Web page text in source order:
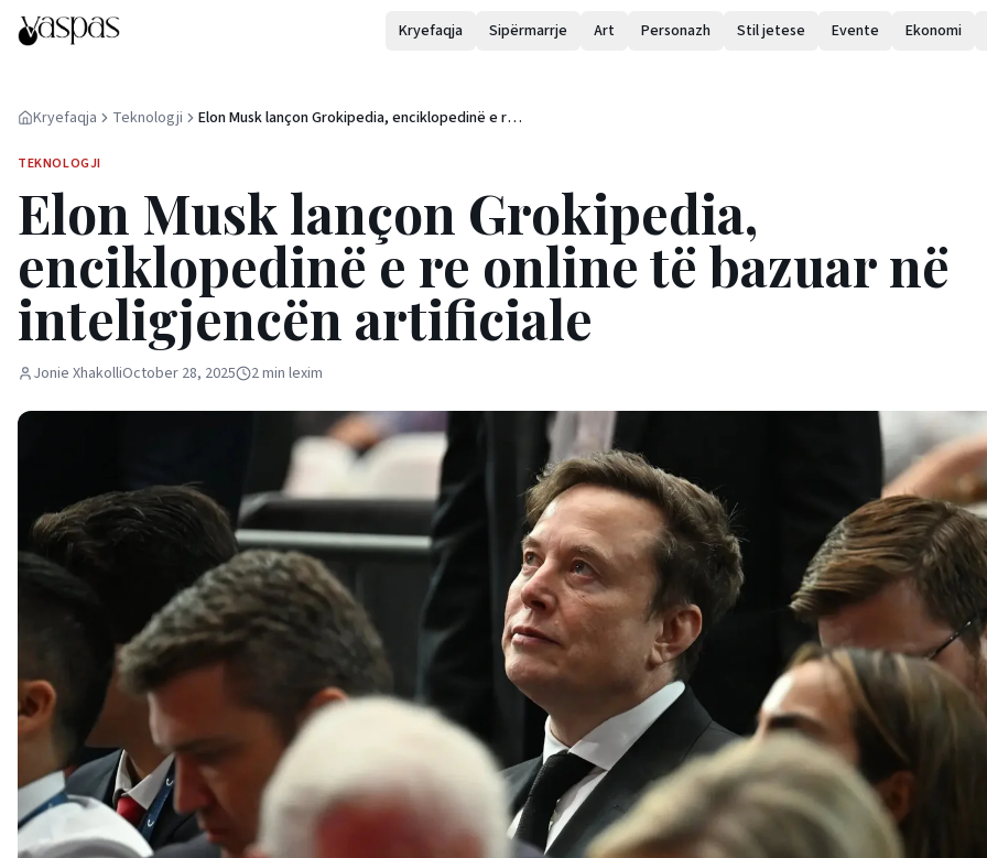
Kryefaqja Sipërmarrje Art Personazh Stil jetese Evente Ekonomi
Kryefaqja Teknologji
Elon Musk lançon Grokipedia, enciklopedinë e re
TEKNOLOGJI
Elon Musk lançon Grokipedia,
enciklopedinë e re online të bazuar në
inteligjencën artificiale
Jonie XhakolliOctober 28, 2025 2min lexim